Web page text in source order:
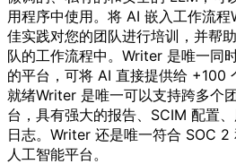
用程序中使用。将 AI 嵌入工作流
佳实践对您的团队进行培训，并帮
队的工作流程中。Writer 是唯一同
的平台，可将 AI 直接提供给 +100
就绪Writer 是唯一可以支持跨多个
台，具有强大的报告、SCIM 配置
日志。Writer 还是唯一符合 SOC 2
人工智能平台。